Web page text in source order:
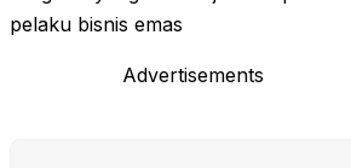
pelaku bisnis emas
Advertisements